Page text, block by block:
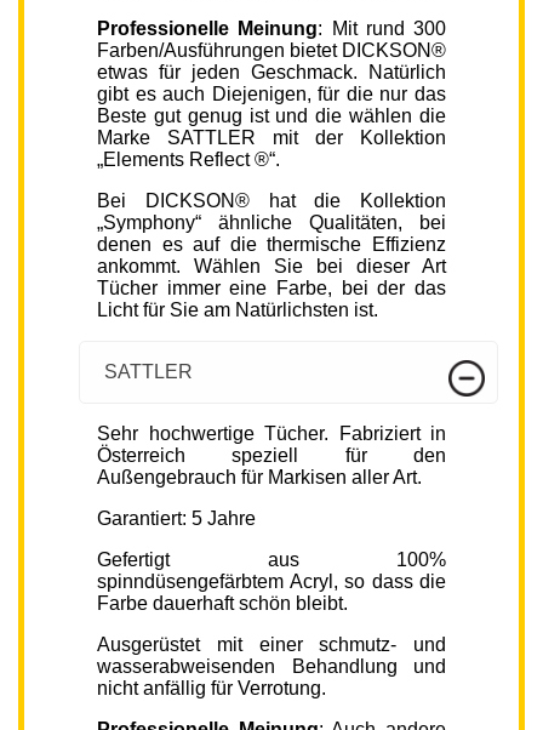
Professionelle Meinung: Mit rund 300
Farben/Ausführungen bietet DICKSON®
etwas für jeden Geschmack. Natürlich
gibt es auch Diejenigen, für die nur das
Beste gut genug ist und die wählen die
Marke SATTLER mit der Kollektion
„Elements Reflect ®“.
Bei DICKSON® hat die Kollektion
„Symphony“ ähnliche Qualitäten, bei
denen es auf die thermische Effizienz
ankommt. Wählen Sie bei dieser Art
Tücher immer eine Farbe, bei der das
Licht für Sie am Natürlichsten ist.
SATTLER
Sehr hochwertige Tücher. Fabriziert in
Österreich speziell für den
Außengebrauch für Markisen aller Art.
Garantiert: 5 Jahre
Gefertigt aus 100%
spinndüsengefärbtem Acryl, so dass die
Farbe dauerhaft schön bleibt.
Ausgerüstet mit einer schmutz- und
wasserabweisenden Behandlung und
nicht anfällig für Verrotung.